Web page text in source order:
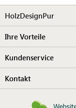
HolzDesignPur
Ihre Vorteile
Kundenservice
Kontakt